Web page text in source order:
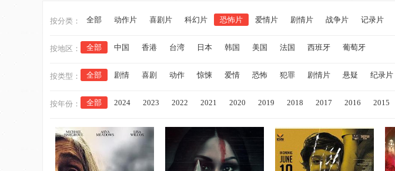
按分类： 全部 动作片 喜剧片 科幻片 恐怖片 爱情片 剧情片 战争片 记录片
按地区： 全部 中国 香港 台湾 日本 韩国 美国 法国 西班牙 葡萄牙
按类型： 全部 剧情 喜剧 动作 惊悚 爱情 恐怖 犯罪 剧情片 悬疑 纪录片
按年份： 全部 2024 2023 2022 2021 2020 2019 2018 2017 2016 2015